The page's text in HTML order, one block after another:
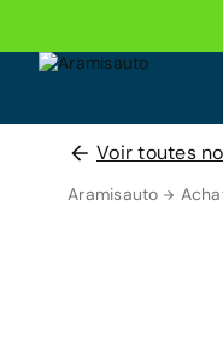
Voir toutes
Aramisauto